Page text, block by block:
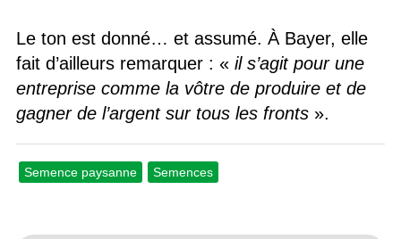
Le ton est donné… et assumé. À Bayer, elle
fait d’ailleurs remarquer : « il s’agit pour une
entreprise comme la vôtre de produire et de
gagner de l’argent sur tous les fronts».
Semence paysanne Semences